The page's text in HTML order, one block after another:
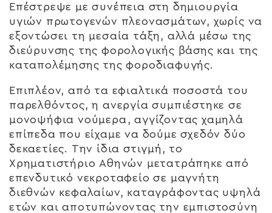
Επέστρεψε με συνέπεια στη δημιουργία
υγιών πρωτογενών πλεονασμάτων, χωρίς να
εξοντώσει τη μεσαία τάξη, αλλά μέσω της
διεύρυνσης της φορολογικής βάσης και της
καταπολέμησης της φοροδιαφυγής.
Επιπλέον, από τα εφιαλτικά ποσοστά του
παρελθόντος, η ανεργία συμπιέστηκε σε
μονοψήφια νούμερα, αγγίζοντας χαμηλά
επίπεδα που είχαμε να δούμε σχεδόν δύο
δεκαετίες. Την ίδια στιγμή, το
Χρηματιστήριο Αθηνών μετατράπηκε από
επενδυτικό νεκροταφείο σε μαγνήτη
διεθνών κεφαλαίων, καταγράφοντας υψηλά
ετών και αποτυπώνοντας την εμπιστοσύνη